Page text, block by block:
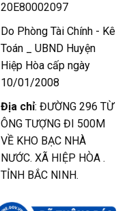
20E80002097
Do Phòng Tài Chính - Kê
Toán _ UBND Huyện
Hiệp Hòa cấp ngày
10/01/2008
Địa chỉ: ĐƯỜNG 296 TỪ
ÔNG TƯỢNG ĐI 500M
VỀ KHO BẠC NHÀ
NƯỚC. XÃ HIỆP HÒA .
TỈNH BẮC NINH.